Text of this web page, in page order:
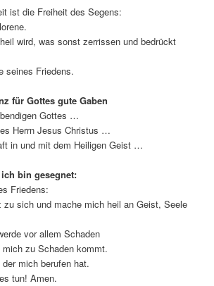
ist die Freiheit des Segens:
wird, was sonst zerrissen und bedrückt
seines Friedens.
für Gottes gute Gaben
Gottes …
Herrn Jesus Christus …
in und mit dem Heiligen Geist …
bin gesegnet:
Friedens:
zu sich und mache mich heil an Geist, Seele
vor allem Schaden
zu Schaden kommt.
mich berufen hat.
tun! Amen.